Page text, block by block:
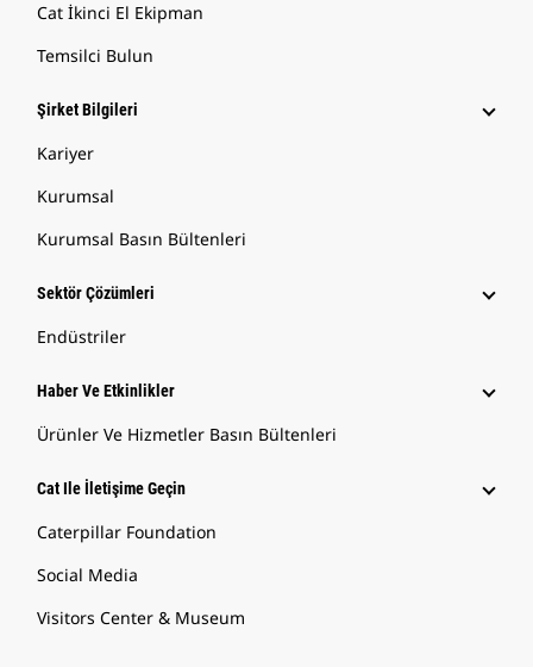
Cat İkinci El Ekipman
Temsilci Bulun
Şirket Bilgileri
Kariyer
Kurumsal
Kurumsal Basın Bültenleri
Sektör Çözümleri
Endüstriler
Haber Ve Etkinlikler
Ürünler Ve Hizmetler Basın Bültenleri
Cat Ile İletişime Geçin
Caterpillar Foundation
Social Media
Visitors Center & Museum